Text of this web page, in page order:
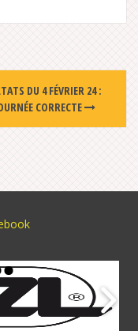
DU 4 FÉVRIER 24 :
CORRECTE